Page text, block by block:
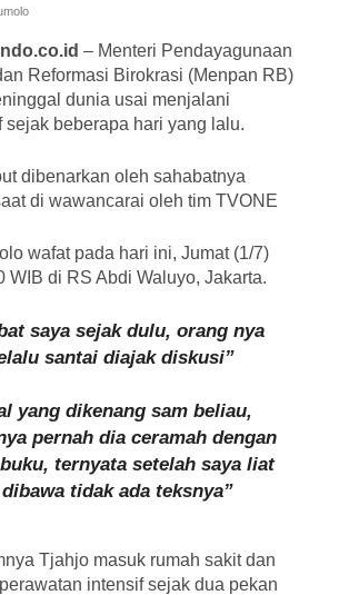
– Menteri Pendayagunaan
Reformasi Birokrasi (Menpan RB)
dunia usai menjalani
sejak beberapa hari yang lalu.
dibenarkan oleh sahabatnya
di wawancarai oleh tim TVONE
wafat pada hari ini, Jumat (1/7)
WIB di RS Abdi Waluyo, Jakarta.
saya sejak dulu, orang nya
santai diajak diskusi”
yang dikenang sam beliau,
pernah dia ceramah dengan
ternyata setelah saya liat
tidak ada teksnya”
Tjahjo masuk rumah sakit dan
intensif sejak dua pekan